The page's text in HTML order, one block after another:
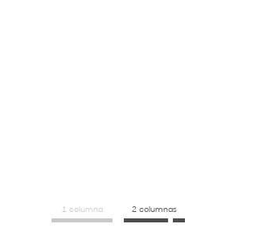
1 columna 2 columnas